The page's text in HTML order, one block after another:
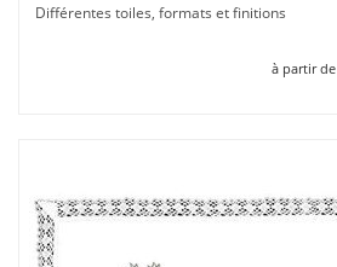
Différentes toiles, formats et finitions
à partir de